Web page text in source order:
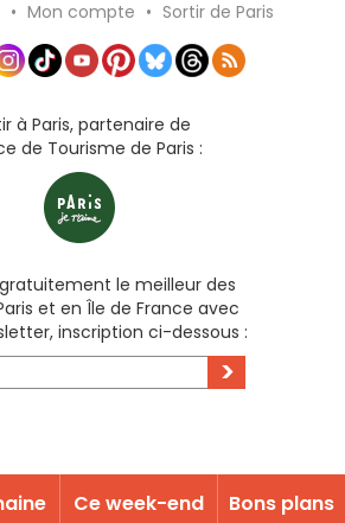
• Mon compte • Sortir de Paris
à Paris, partenaire de
de Tourisme de Paris :
le meilleur des
et en Île de France avec
inscription ci-dessous :
>
Ce week-end Bons plans